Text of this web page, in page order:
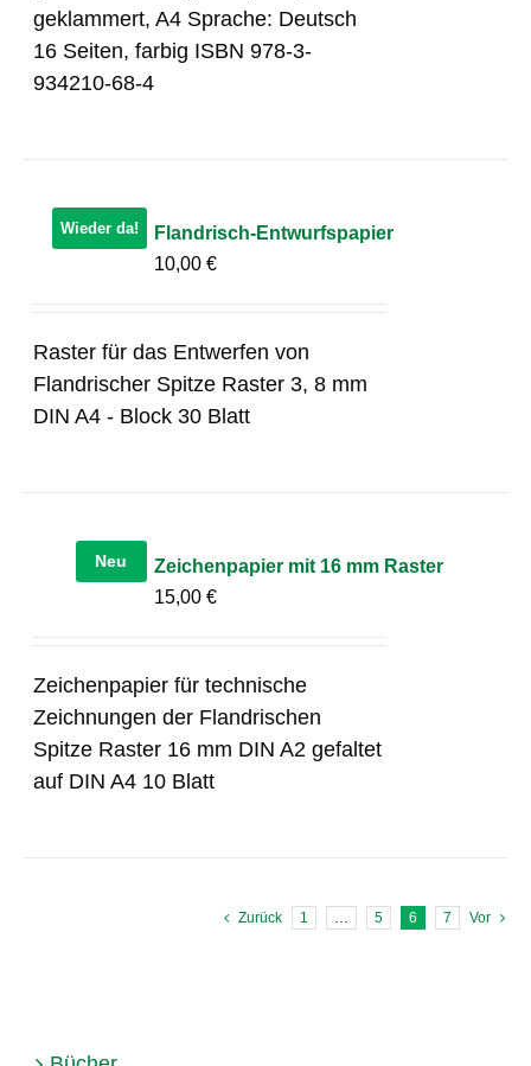
geklammert, A4 Sprache: Deutsch
16 Seiten, farbig ISBN 978-3-
934210-68-4
Wieder da!
Flandrisch-Entwurfspapier
10,00€
Raster für das Entwerfen von
Flandrischer Spitze Raster 3, 8 mm
DIN A4 - Block 30 Blatt
Neu
Zeichenpapier mit 16 mm Raster
15,00€
Zeichenpapier für technische
Zeichnungen der Flandrischen
Spitze Raster 16 mm DIN A2 gefaltet
auf DIN A4 10 Blatt
Zurück 1 5 6 7 Vor